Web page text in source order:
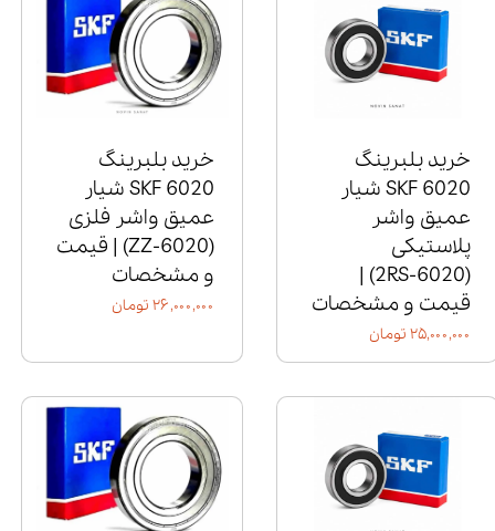
خرید بلبرینگ
6020 SKF شیار
عمیق واشر
پلاستیکی
(6020‑2RS) |
قیمت و مشخصات
۲۵,۰۰۰,۰۰۰ تومان
خرید بلبرینگ
6020 SKF شیار
عمیق واشر فلزی
(6020‑ZZ) | قیمت
و مشخصات
۲۶,۰۰۰,۰۰۰ تومان